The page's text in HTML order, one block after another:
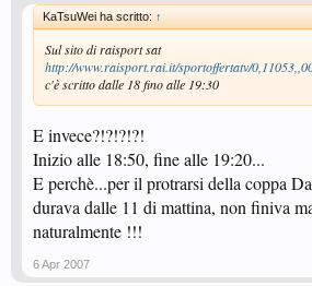
KaTsuWei ha scritto: ↑
Sul sito di raisport sat
http://www.raisport.rai.it/sportoffertatv/
c'è scritto dalle 18 fino alle 19:30
E invece?!?!?!?!
Inizio alle 18:50, fine alle 19:20...
E perchè...per il protrarsi della coppa
durava dalle 11 di mattina, non finiva
naturalmente !!!
6 Apr 2007